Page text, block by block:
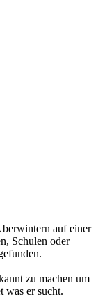
auf einer
Schulen oder
zu machen um
was er sucht.